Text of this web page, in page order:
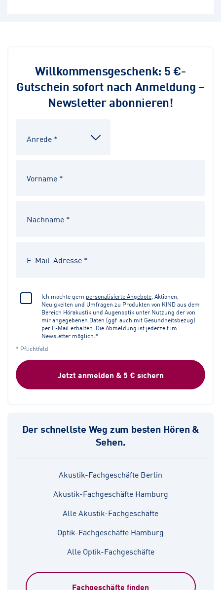
Willkommensgeschenk: 5 €-
Gutschein sofort nach Anmeldung –
Newsletter abonnieren!
Ich möchte gern personalisierte Angebote, Aktionen,
Neuigkeiten und Umfragen zu Produkten von KIND aus dem
Bereich Hörakustik und Augenoptik unter Nutzung der von
mir angegebenen Daten (ggf. auch mit Gesundheitsbezug)
per E-Mail erhalten. Die Abmeldung ist jederzeit im
Newsletter möglich.*
* Pflichtfeld
Jetzt anmelden & 5 € sichern
Der schnellste Weg zum besten Hören &
Sehen.
Akustik-Fachgeschäfte Berlin
Akustik-Fachgeschäfte Hamburg
Alle Akustik-Fachgeschäfte
Optik-Fachgeschäfte Hamburg
Alle Optik-Fachgeschäfte
Fachgeschäfte finden